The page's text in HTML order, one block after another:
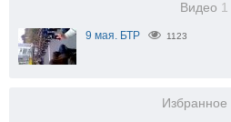
Видео 1
9 мая. БТР 1123
Избранное